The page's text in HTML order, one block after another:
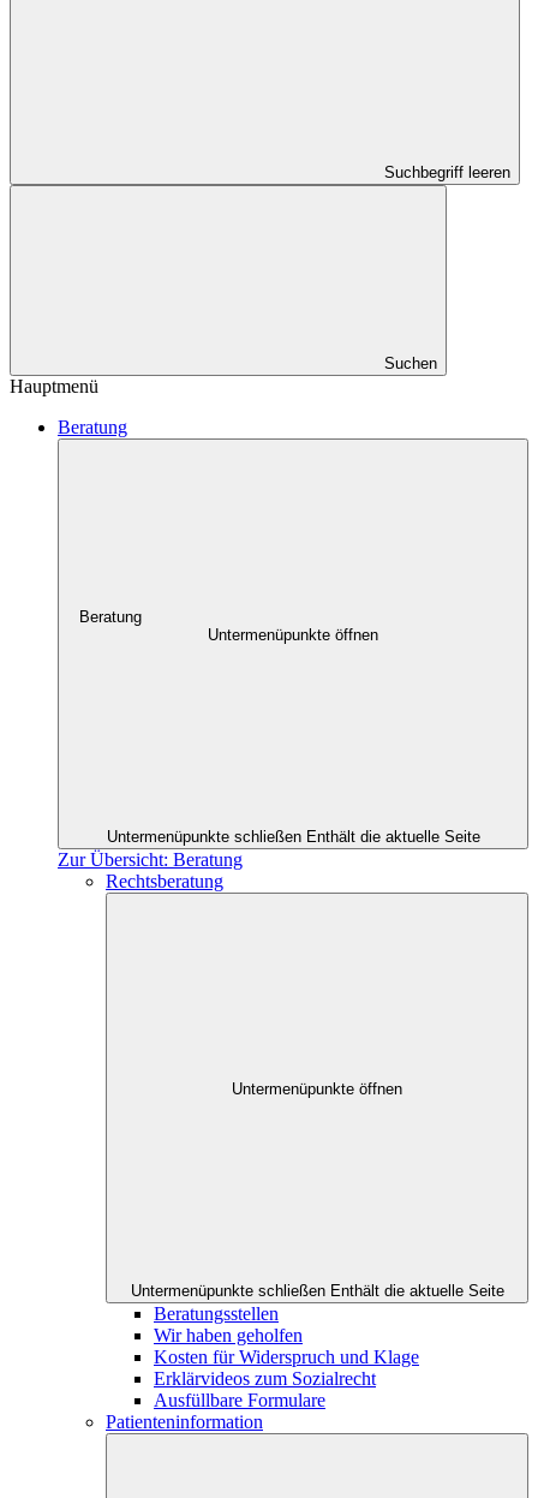
Suchbegriff leeren
Suchen
Hauptmenü
Beratung
Beratung
Untermenüpunkte öffnen
Untermenüpunkte schließen Enthält die aktuelle Seite
Zur Übersicht: Beratung
Rechtsberatung
Untermenüpunkte öffnen
Untermenüpunkte schließen Enthält die aktuelle Seite
Beratungsstellen
Wir haben geholfen
Kosten für Widerspruch und Klage
Erklärvideos zum Sozialrecht
Ausfüllbare Formulare
Patienteninformation